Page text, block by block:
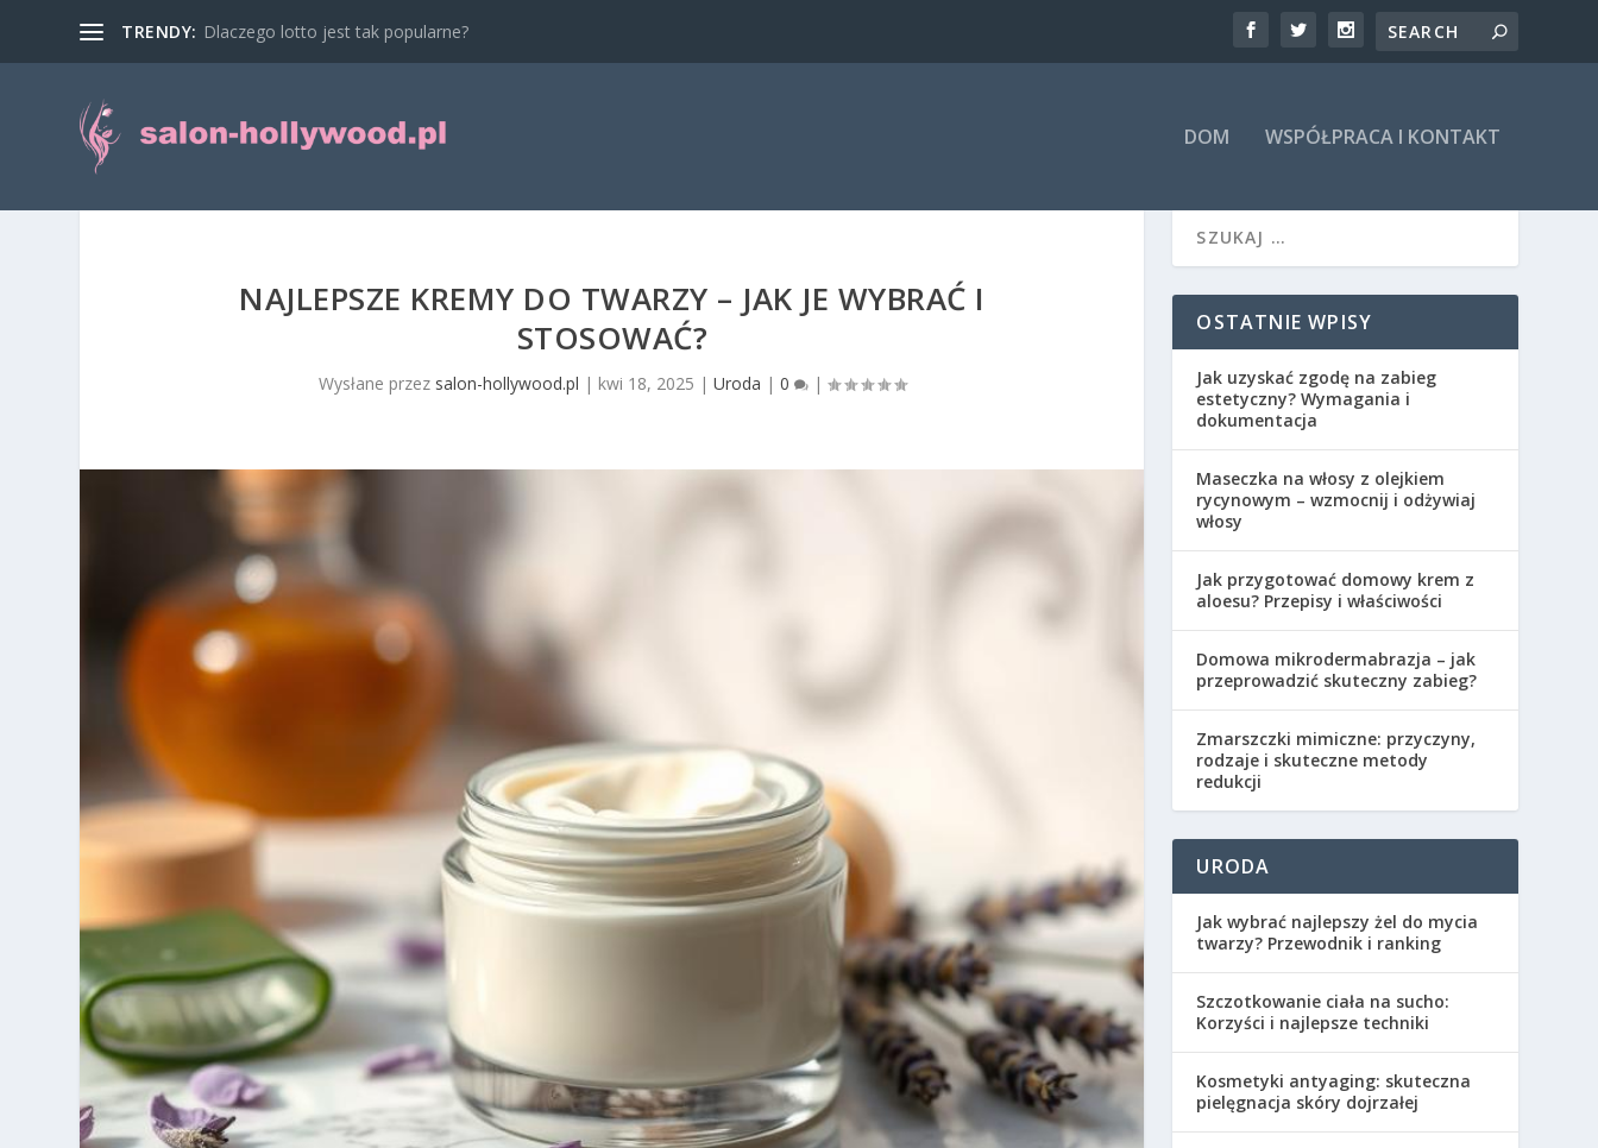
TRENDY: Dlaczego lotto jest tak popularne?
DOM WSPÓŁPRACA I KONTAKT
NAJLEPSZE KREMY DO TWARZY – JAK JE WYBRAĆ I
STOSOWAĆ?
Wysłane przez salon-hollywood.pl | kwi 18, 2025 | Uroda | 0 |
OSTATNIE WPISY
Jak uzyskać zgodę na zabieg
estetyczny? Wymagania i
dokumentacja
Maseczka na włosy z olejkiem
rycynowym – wzmocnij i odżywiaj
włosy
Jak przygotować domowy krem z
aloesu? Przepisy i właściwości
Domowa mikrodermabrazja – jak
przeprowadzić skuteczny zabieg?
Zmarszczki mimiczne: przyczyny,
rodzaje i skuteczne metody
redukcji
URODA
Jak wybrać najlepszy żel do mycia
twarzy? Przewodnik i ranking
Szczotkowanie ciała na sucho:
Korzyści i najlepsze techniki
Kosmetyki antyaging: skuteczna
pielęgnacja skóry dojrzałej